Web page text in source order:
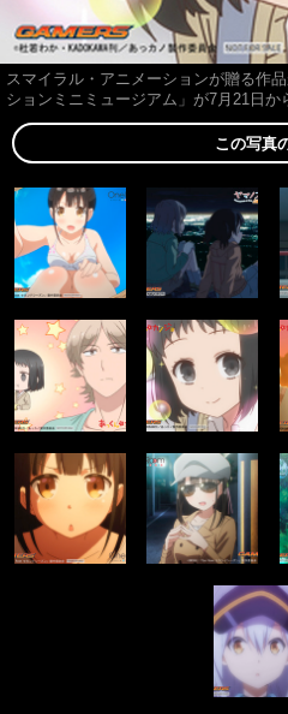
スマイラル・アニメーションが贈る作
ションミニミュージアム」が7月21日か
この写真